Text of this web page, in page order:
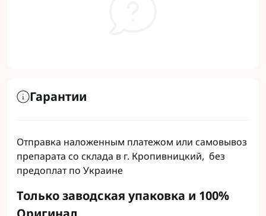
Гарантии
Отправка наложенным платежом или самовывоз
препарата со склада в г. Кропивницкий, без
предоплат по Украине
Только заводская упаковка и 100%